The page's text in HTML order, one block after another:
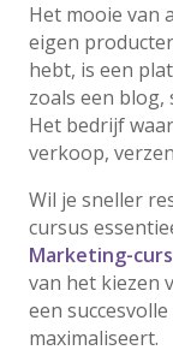
Het mooie van
eigen
hebt, is een
zoals een blog,
Het bedrijf
verkoop,
Wil je sneller
cursus
Marketing-
van het kiezen
een
maximaliseert.